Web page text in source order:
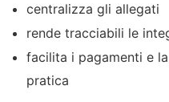
centralizza gli allegati
rende tracciabili le
facilita i pagamenti e
pratica